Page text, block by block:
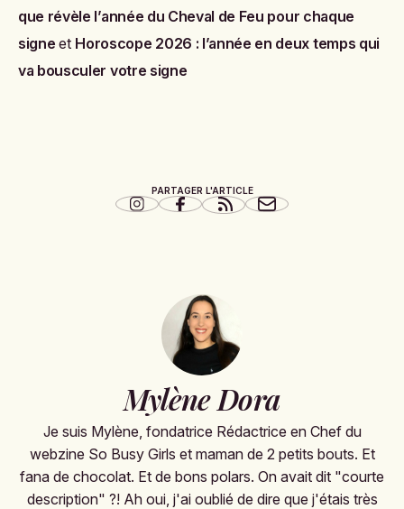
que révèle l’année du Cheval de Feu pour chaque
signe et Horoscope 2026 : l’année en deux temps qui
va bousculer votre signe
PARTAGER L'ARTICLE
Mylène Dora
Je suis Mylène, fondatrice Rédactrice en Chef du
webzine So Busy Girls et maman de 2 petits bouts. Et
fana de chocolat. Et de bons polars. On avait dit "courte
description" ?! Ah oui, j'ai oublié de dire que j'étais très